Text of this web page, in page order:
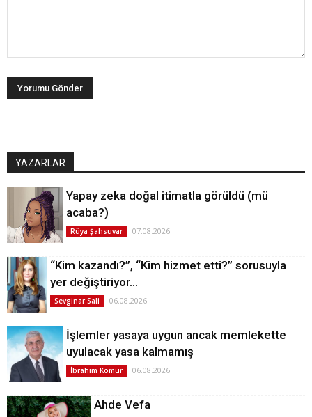
YAZARLAR
Yapay zeka doğal itimatla görüldü (mü
acaba?)
Rüya Şahsuvar 07.08.2026
“Kim kazandı?”, “Kim hizmet etti?” sorusuyla
yer değiştiriyor…
Sevginar Sali 06.08.2026
İşlemler yasaya uygun ancak memlekette
uyulacak yasa kalmamış
İbrahim Kömür 06.08.2026
Ahde Vefa